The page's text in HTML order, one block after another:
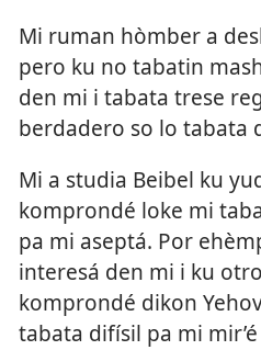
Mi ruman hòmber a
pero ku no tabatin
den mi i tabata trese
berdadero so lo tabata
Mi a studia Beibel ku
komprondé loke mi
pa mi aseptá. Por
interesá den mi i ku
komprondé dikon
tabata difísil pa mi